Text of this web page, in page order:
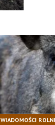
WIADOMOŚCI